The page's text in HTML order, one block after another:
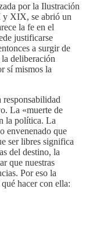
por la Ilustración
y XIX, se abrió un
la fe en el
justificarse
a surgir de
deliberación
sí mismos la
La «muerte de
la política. La
envenenado que
ser libres significa
del destino, la
que nuestras
Por eso la
hacer con ella: